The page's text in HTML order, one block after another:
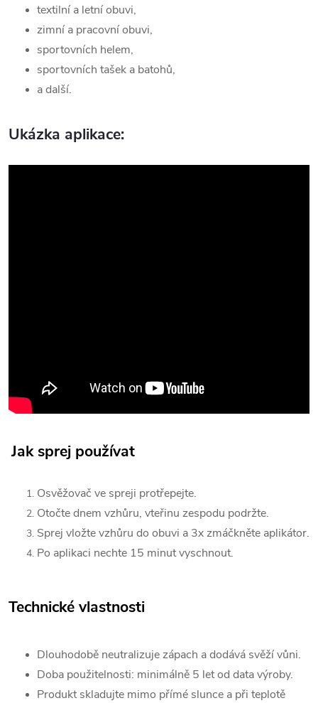
textilní a letní obuvi,
zimní a pracovní obuvi,
sportovních helem,
sportovních tašek a batohů,
a další.
Ukázka aplikace:
Jak sprej používat
Osvěžovač ve spreji protřepejte.
Otočte dnem vzhůru, vteřinu zespodu podržte.
Sprej vložte vzhůru do obuvi a 3x zmáčkněte aplikátor.
Po aplikaci nechte 15 minut vyschnout.
Technické vlastnosti
Dlouhodobě neutralizuje zápach a dodává svěží vůni.
Doba použitelnosti: minimálně 5 let od data výroby.
Produkt skladujte mimo přímé slunce a při teplotě